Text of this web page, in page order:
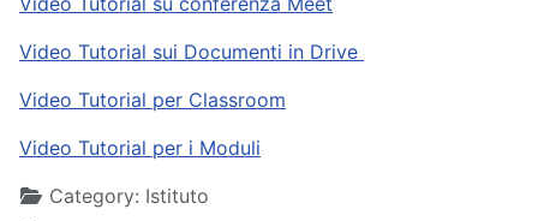
Video Tutorial sui Documenti in Drive
Video Tutorial per Classroom
Video Tutorial per i Moduli
DetailsCategory: Istituto